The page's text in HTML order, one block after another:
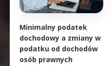
Minimalny podatek
dochodowy a zmiany w
podatku od dochodów
osób prawnych